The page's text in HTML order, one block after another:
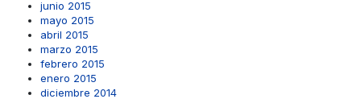
junio 2015
mayo 2015
abril 2015
marzo 2015
febrero 2015
enero 2015
diciembre 2014